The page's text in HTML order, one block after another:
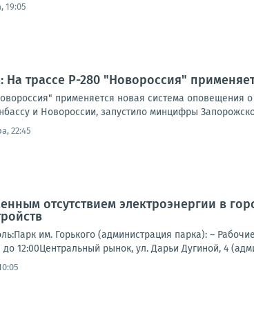
19:05
трассе Р-280 "Новороссия"
применяется новая система оповещения
и Новороссии, запустило минцифры
22:45
отсутствием электроэнергии в
им. Горького (администрация парка): –
до 12:00Центральный рынок, ул. Дарьи Дугиной, 4